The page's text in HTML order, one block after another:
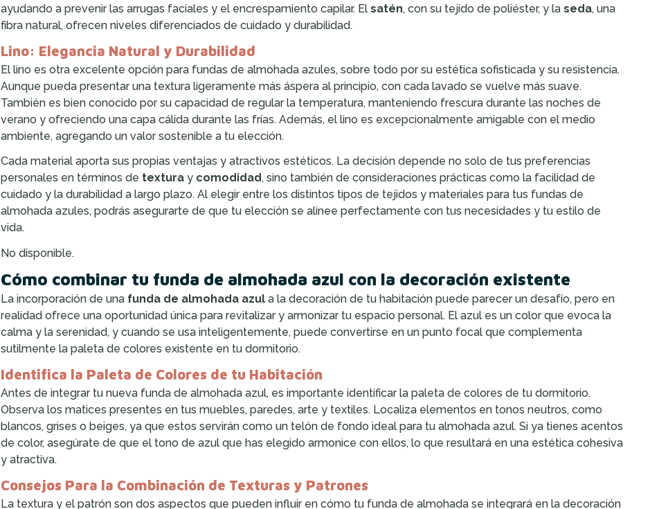
ayudando a prevenir las arrugas faciales y el encrespamiento capilar. El satén, con su tejido de poliéster, y la seda, una
fibra natural, ofrecen niveles diferenciados de cuidado y durabilidad.
Lino: Elegancia Natural y Durabilidad
El lino es otra excelente opción para fundas de almohada azules, sobre todo por su estética sofisticada y su resistencia.
Aunque pueda presentar una textura ligeramente más áspera al principio, con cada lavado se vuelve más suave.
También es bien conocido por su capacidad de regular la temperatura, manteniendo frescura durante las noches de
verano y ofreciendo una capa cálida durante las frías. Además, el lino es excepcionalmente amigable con el medio
ambiente, agregando un valor sostenible a tu elección.
Cada material aporta sus propias ventajas y atractivos estéticos. La decisión depende no solo de tus preferencias
personales en términos de texturay comodidad, sino también de consideraciones prácticas como la facilidad de
cuidado y la durabilidad a largo plazo. Al elegir entre los distintos tipos de tejidos y materiales para tus fundas de
almohada azules, podrás asegurarte de que tu elección se alinee perfectamente con tus necesidades y tu estilo de
vida.
No disponible.
Cómo combinar tu funda de almohada azul con la decoración existente
La incorporación de una funda de almohada azula la decoración de tu habitación puede parecer un desafío, pero en
realidad ofrece una oportunidad única para revitalizar y armonizar tu espacio personal. El azul es un color que evoca la
calma y la serenidad, y cuando se usa inteligentemente, puede convertirse en un punto focal que complementa
sutilmente la paleta de colores existente en tu dormitorio.
Identifica la Paleta de Colores de tu Habitación
Antes de integrar tu nueva funda de almohada azul, es importante identificar la paleta de colores de tu dormitorio.
Observa los matices presentes en tus muebles, paredes, arte y textiles. Localiza elementos en tonos neutros, como
blancos, grises o beiges, ya que estos servirán como un telón de fondo ideal para tu almohada azul. Si ya tienes acentos
de color, asegúrate de que el tono de azul que has elegido armonice con ellos, lo que resultará en una estética cohesiva
y atractiva.
Consejos Para la Combinación de Texturas y Patrones
La textura y el patrón son dos aspectos que pueden influir en cómo tu funda de almohada se integrará en la decoración